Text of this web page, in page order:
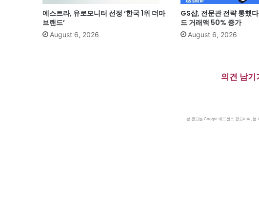
에스트라, 유로모니터 선정 ‘한국 1위 더마
브랜드’
August 6, 2026
GS샵, 전문관 전략 통했
드 거래액 50% 증가
August 6, 2026
의견 남기
본 광고는 Google 애드센스 광고이며, 본